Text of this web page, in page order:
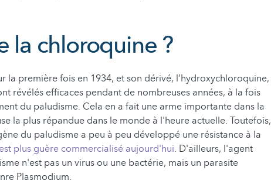
la chloroquine ?
la première fois en 1934, et son dérivé, l’hydroxychloroquine,
révélés efficaces pendant de nombreuses années, à la fois
du paludisme. Cela en a fait une arme importante dans la
la plus répandue dans le monde à l'heure actuelle. Toutefois,
du paludisme a peu à peu développé une résistance à la
plus guère commercialisé aujourd'hui. D'ailleurs, l'agent
n'est pas un virus ou une bactérie, mais un parasite
Plasmodium.